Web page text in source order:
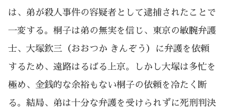
は、弟が殺人事件の容疑者として逮捕されたことで
一変する。桐子は弟の無実を信じ、東京の敏腕弁護
士、大塚欽三（おおつか きんぞう）に弁護を依頼
するため、遠路はるばる上京。しかし大塚は多忙を
極め、金銭的な余裕もない桐子の依頼を冷たく断
る。結局、弟は十分な弁護を受けられずに死刑判決